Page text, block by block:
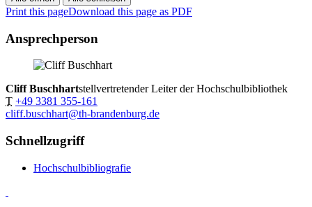
Print this pageDownload this page as PDF
Ansprechperson
Cliff Buschhartstellvertretender Leiter der Hochschulbibliothek
T +49 3381 355-161
cliff.buschhart@th-brandenburg.de
Schnellzugriff
Hochschulbibliografie